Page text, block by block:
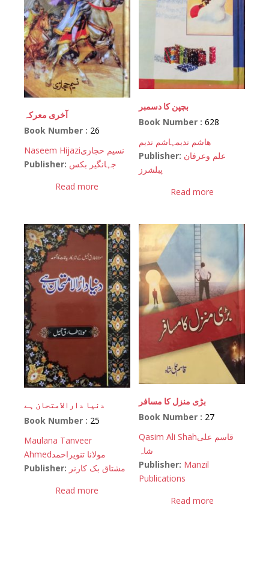
آخری معرکہ
Book Number : 26
Naseem Hijaziنسیم حجازی
Publisher: جہانگیر بکس
Read more
بچپن کا دسمبر
Book Number :628
ھاشم ندیمہاشم ندیم
Publisher: علم وعرفان
پبلشرز
Read more
دنیا دارالامتحان ہے
Book Number : 25
Maulana Tanveer
Ahmedمولانا تنویراحمد
Publisher: مشتاق بک کارنر
Read more
بڑی منزل کا مسافر
Book Number : 27
Qasim Ali Shahقاسم علی
شاہ
Publisher: Manzil
Publications
Read more